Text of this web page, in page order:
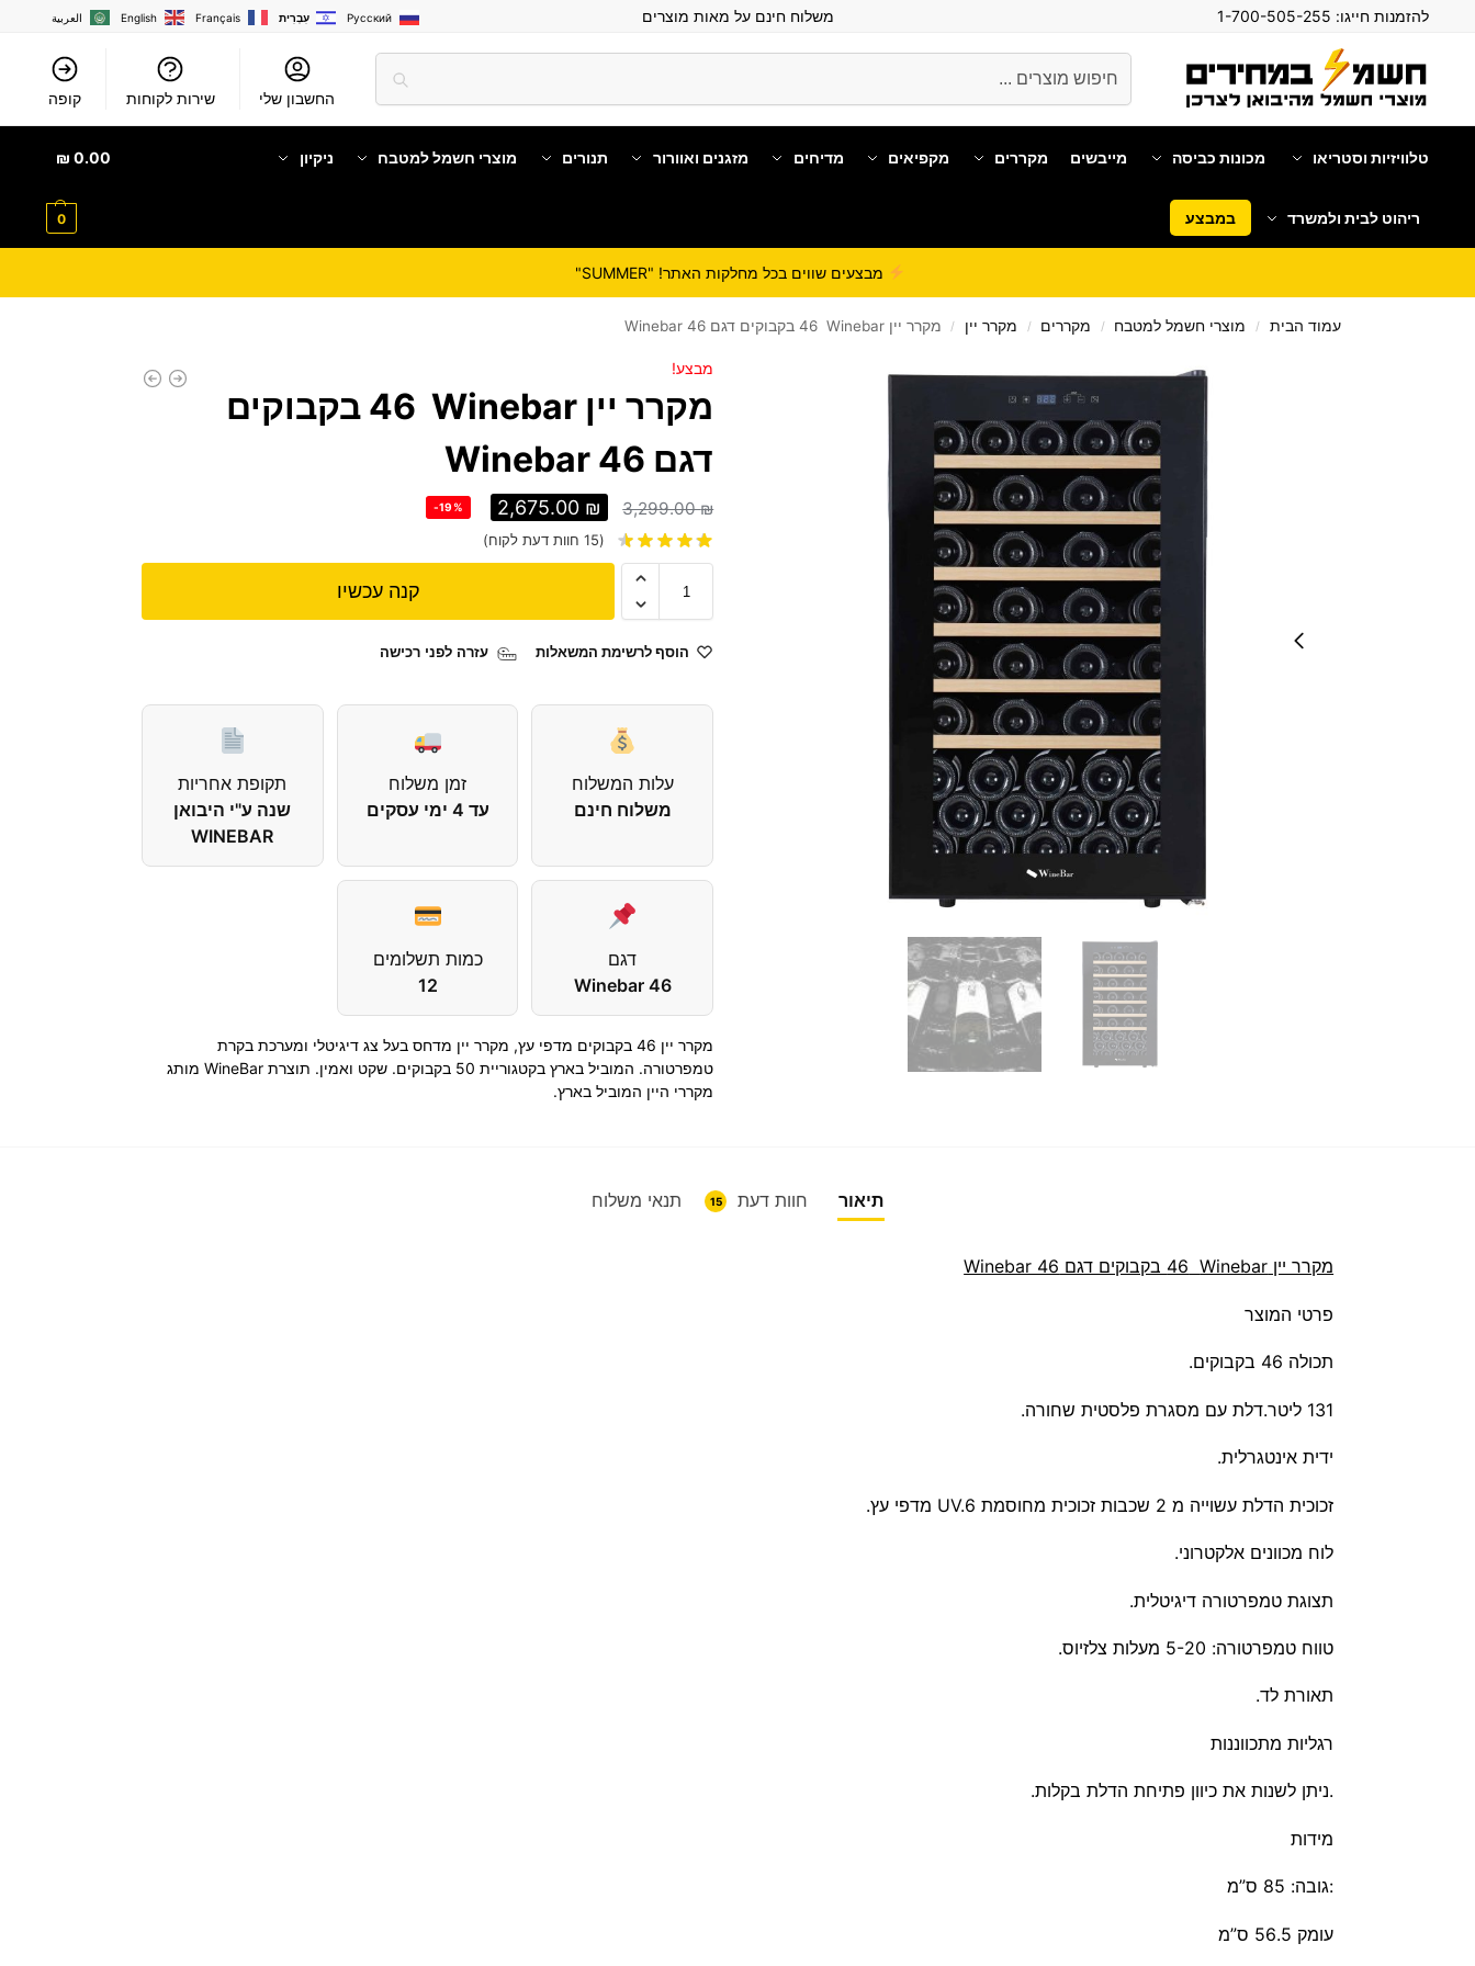
להזמנות חייגו: משלוח חינם על מאות מוצרים العربية English Français עִבְרִית Русский
החשבון שלי שירות לקוחות קופה
טלוויזיות וסטריאו מכונות כביסה מייבשים מקררים מקפיאים מדיחים מזגנים ואוורור תנורים מוצרי חשמל למטבח ניקיון
ריהוט לבית ולמשרד במבצע
0.00
₪
0
מבצעים שווים בכל מחלקות האתר! "SUMMER"
עמוד הבית / מוצרי חשמל למטבח / מקררים / מקרר יין / מקרר יין Winebar ‏46 ‏בקבוקים דגם Winebar 46
מבצע!
מקרר יין Winebar ‏46 ‏בקבוקים
דגם Winebar 46
3,299.00₪
2,675.00 ₪
-19%
(
15 חוות דעת לקוח)
קנה עכשיו
הוסף לרשימת המשאלות עזרה לפני רכישה
עלות המשלוח
משלוח חינם
זמן משלוח
עד 4 ימי עסקים
תקופת אחריות
שנה ע"י היבואן
WINEBAR
דגם
Winebar 46
כמות תשלומים
12
מקרר יין 46 בקבוקים מדפי עץ, מקרר יין מדחס בעל צג דיגיטלי ומערכת בקרת
טמפרטורה. המוביל בארץ בקטגוריית 50 בקבוקים. שקט ואמין. תוצרת WineBar מותג
מקררי היין המוביל בארץ.
תיאור חוות דעת 15 תנאי משלוח
מקרר יין Winebar ‏46 ‏בקבוקים דגם Winebar 46
פרטי המוצר
תכולה 46 בקבוקים.
131 ליטר.דלת עם מסגרת פלסטית שחורה.
ידית אינטגרלית.
זכוכית הדלת עשוייה מ 2 שכבות זכוכית מחוסמת UV.6 מדפי עץ.
לוח מכוונים אלקטרוני.
תצוגת טמפרטורה דיגיטלית.
טווח טמפרטורה: 5-20 מעלות צלזיוס.
תאורת לד.
רגליות מתכווננות
.ניתן לשנות את כיוון פתיחת הדלת בקלות.
מידות
:גובה: 85 ס”מ
עומק 56.5 ס”מ